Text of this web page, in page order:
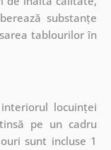
substanțe
tablourilor în
locuinței
pe un cadru
sunt incluse 1